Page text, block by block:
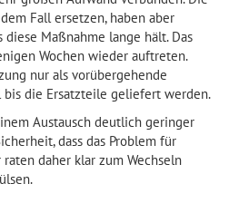
Fall ersetzen, haben aber
diese Maßnahme lange hält. Das
Wochen wieder auftreten.
nur als vorübergehende
bis die Ersatzteile geliefert werden.
Austausch deutlich geringer
dass das Problem für
daher klar zum Wechseln